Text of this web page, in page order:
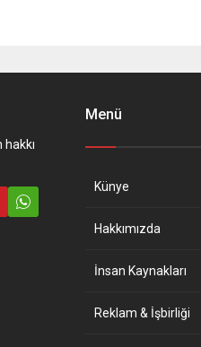
Menü
Künye
Hakkımızda
İnsan Kaynakları
Reklam & İşbirliği